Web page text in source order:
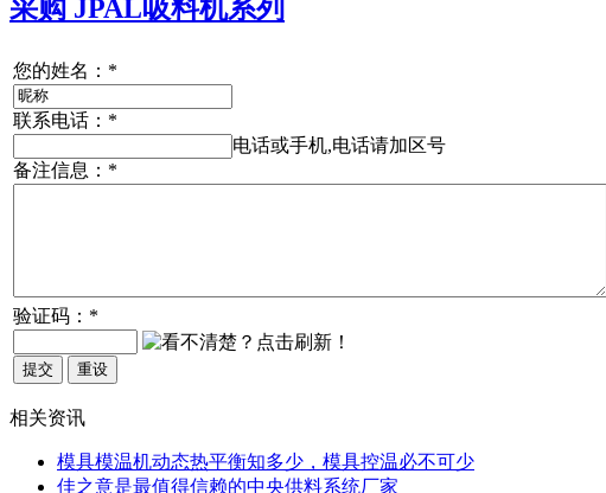
采购 JPAL吸料机系列
您的姓名： *
联系电话： *
电话或手机,电话请加区号
备注信息： *
验证码： *
相关资讯
模具模温机动态热平衡知多少，模具控温必不可少
佳之意是最值得信赖的中央供料系统厂家